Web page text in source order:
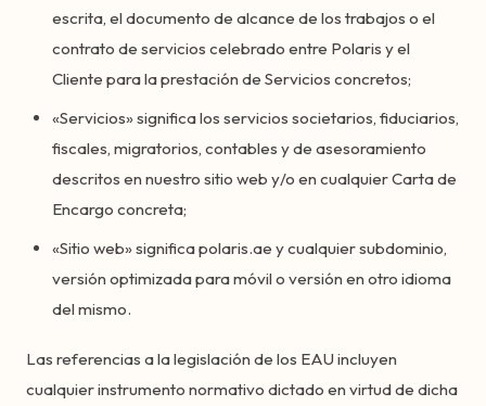
escrita, el documento de alcance de los trabajos o el
contrato de servicios celebrado entre Polaris y el
Cliente para la prestación de Servicios concretos;
«Servicios» significa los servicios societarios, fiduciarios,
fiscales, migratorios, contables y de asesoramiento
descritos en nuestro sitio web y/o en cualquier Carta de
Encargo concreta;
«Sitio web» significa polaris.ae y cualquier subdominio,
versión optimizada para móvil o versión en otro idioma
del mismo.
Las referencias a la legislación de los EAU incluyen
cualquier instrumento normativo dictado en virtud de dicha